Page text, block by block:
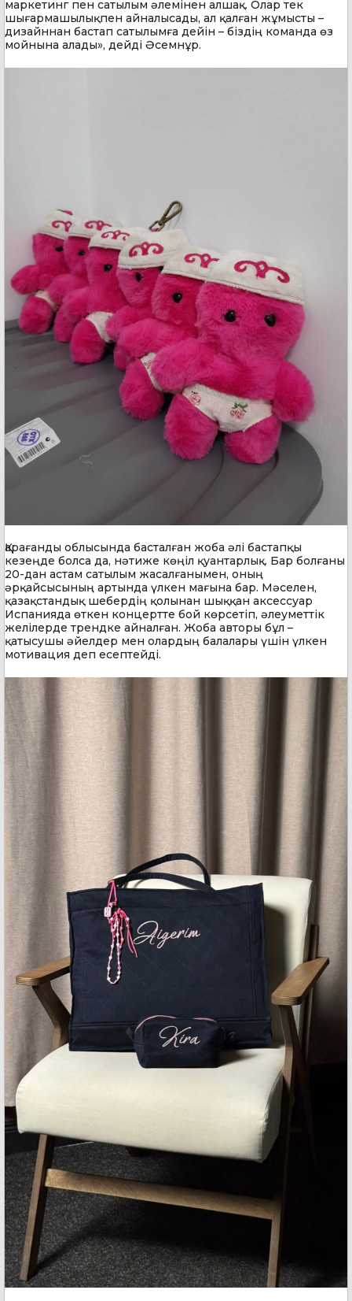
маркетинг пен сатылым әлемінен алшақ. Олар тек
шығармашылықпен айналысады, ал қалған жұмысты –
дизайннан бастап сатылымға дейін – біздің команда өз
мойнына алады», дейді Әсемнұр.
Қарағанды облысында басталған жоба әлі бастапқы
кезеңде болса да, нәтиже көңіл қуантарлық. Бар болғаны
20-дан астам сатылым жасалғанымен, оның
әрқайсысының артында үлкен мағына бар. Мәселен,
қазақстандық шебердің қолынан шыққан аксессуар
Испанияда өткен концертте бой көрсетіп, әлеуметтік
желілерде трендке айналған. Жоба авторы бұл –
қатысушы әйелдер мен олардың балалары үшін үлкен
мотивация деп есептейді.